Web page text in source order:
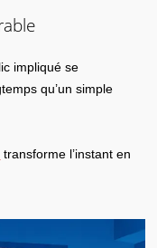
impliqué se
qu’un simple
transforme l’instant en